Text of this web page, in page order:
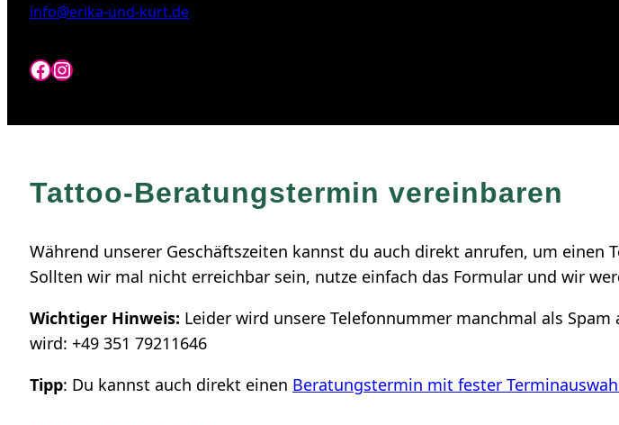
info@erika-und-kurt.de
Facebook
Instagram
Tattoo-Beratungstermin vereinbaren
Während unserer Geschäftszeiten kannst du auch direkt anrufen, um einen
Sollten wir mal nicht erreichbar sein, nutze einfach das Formular und wir
Wichtiger Hinweis: Leider wird unsere Telefonnummer manchmal als
wird: +49 351 79211646
Tipp: Du kannst auch direkt einen Beratungstermin mit fester